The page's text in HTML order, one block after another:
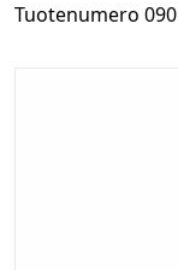
Tuotenumero